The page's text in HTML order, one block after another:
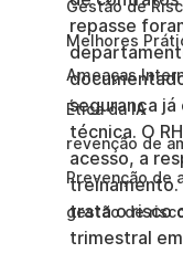
Gestão de
Melhores
Ameaças
Ética da IA
revenção de
Prevenção de
gestão de
repasse
segurança
técnica. O
acesso, a
treinamento.
trata o risco
trimestral